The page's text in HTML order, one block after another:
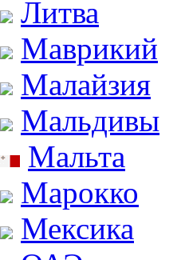
Литва
Маврикий
Малайзия
Мальдивы
Мальта
Марокко
Мексика